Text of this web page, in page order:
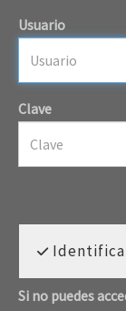
Usuario
Clave
Si no puedes